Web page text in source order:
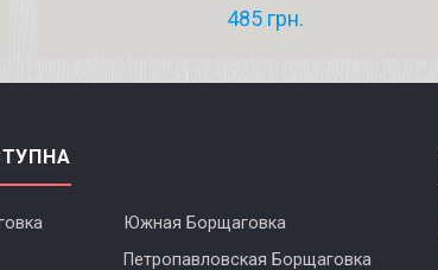
485 грн.
Южная Борщаговка
Петропавловская Борщаговка